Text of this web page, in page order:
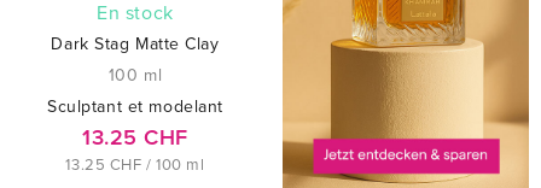
En stock
Dark Stag Matte Clay
100 ml
Sculptant et modelant
13.25 CHF
13.25 CHF / 100 ml